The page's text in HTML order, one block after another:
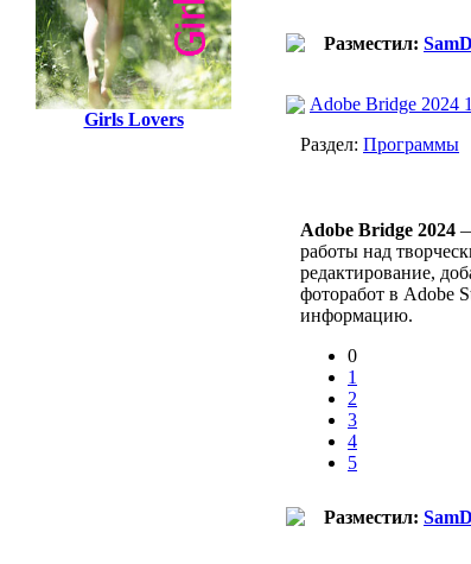
Girls Lovers
Разместил:
Adobe Bridge 2024
Раздел: Программы
Adobe Bridge 2024
работы над
редактирование,
фоторабот в Adobe
информацию.
0
1
2
3
4
5
Разместил: